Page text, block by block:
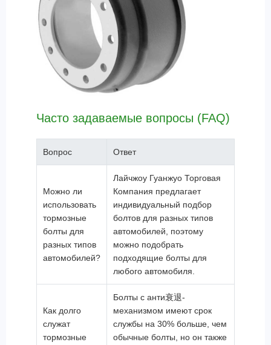
Часто задаваемые вопросы (FAQ)
Вопрос Ответ
Можно ли
использовать
тормозные
болты для
разных типов
автомобилей?
Лайчжоу Гуанжуо Торговая
Компания предлагает
индивидуальный подбор
болтов для разных типов
автомобилей, поэтому
можно подобрать
подходящие болты для
любого автомобиля.
Как долго
служат
тормозные
Болты с анти衰退-
механизмом имеют срок
службы на 30% больше, чем
обычные болты, но он также